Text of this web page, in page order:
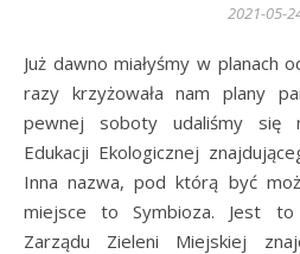
2021-05-
Już dawno miałyśmy w planach odwiedzić to miejsce. Dwa
razy krzyżowała nam plany
pewnej soboty udaliśmy się
Edukacji Ekologicznej
Inna nazwa, pod którą być
miejsce to Symbioza. Jest
Zarządu Zieleni Miejskiej